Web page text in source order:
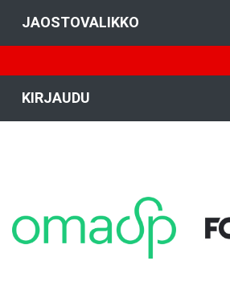
JAOSTOVALIKKO
KIRJAUDU